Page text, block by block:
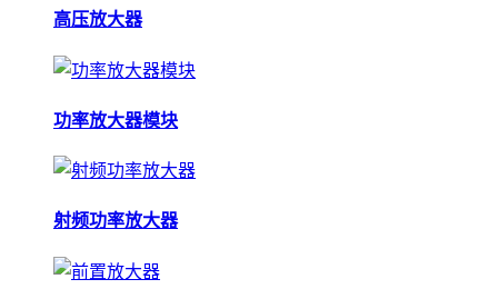
高压放大器
功率放大器模块
射频功率放大器